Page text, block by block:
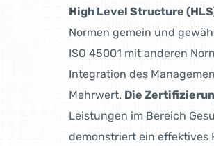
High Level Structure
Normen gemein und
ISO 45001 mit anderen
Integration des
Mehrwert. Die
Leistungen im Bereich
demonstriert ein effektives